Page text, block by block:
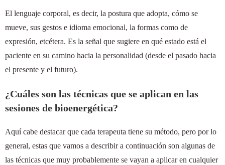
El lenguaje corporal, es decir, la postura que adopta, cómo se
mueve, sus gestos e idioma emocional, la formas como de
expresión, etcétera. Es la señal que sugiere en qué estado está el
paciente en su camino hacia la personalidad (desde el pasado hacia
el presente y el futuro).
¿Cuáles son las técnicas que se aplican en las
sesiones de bioenergética?
Aquí cabe destacar que cada terapeuta tiene su método, pero por lo
general, estas que vamos a describir a continuación son algunas de
las técnicas que muy probablemente se vayan a aplicar en cualquier